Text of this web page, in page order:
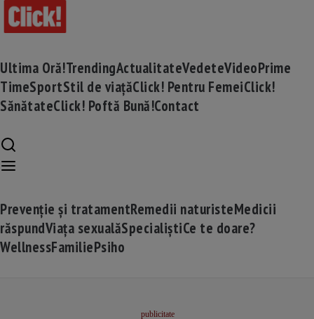
Ultima Oră!TrendingActualitateVedeteVideoPrime
TimeSportStil de viațăClick! Pentru FemeiClick!
SănătateClick! Poftă Bună!Contact
Prevenție și tratamentRemedii naturisteMedicii
răspundViața sexualăSpecialiștiCe te doare?
WellnessFamiliePsiho